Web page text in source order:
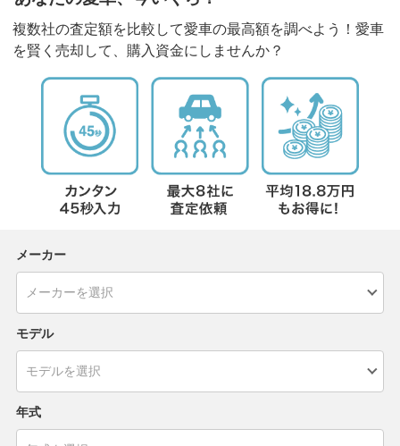
複数社の査定額を比較して愛車の最高額を調べよう！愛車
を賢く売却して、購入資金にしませんか？
メーカー
モデル
年式